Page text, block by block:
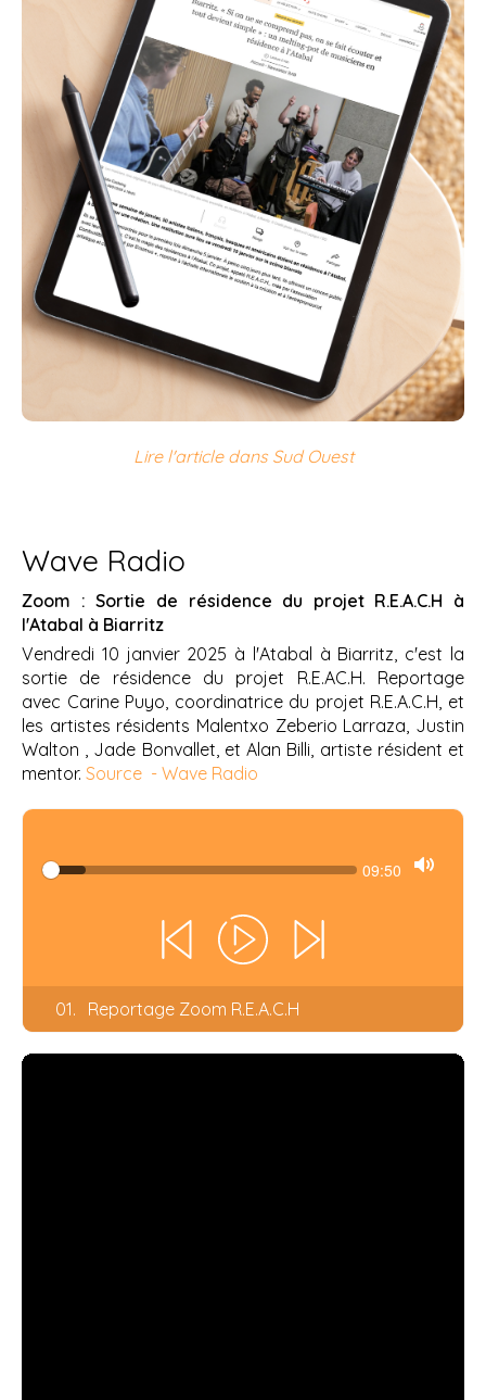
Lire l'article dans Sud Ouest
Wave Radio
Zoom : Sortie de résidence du projet R.E.A.C.H à
l'Atabal à Biarritz
Vendredi 10 janvier 2025 à l'Atabal à Biarritz, c'est la
sortie de résidence du projet R.E.AC.H. Reportage
avec Carine Puyo, coordinatrice du projet R.E.A.C.H, et
les artistes résidents Malentxo Zeberio Larraza, Justin
Walton , Jade Bonvallet, et Alan Billi, artiste résident et
mentor. Source - Wave Radio
Seek Current
09:50
01. Reportage Zoom R.E.A.C.H